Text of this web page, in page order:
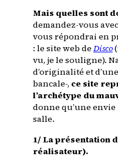
Mais quelles sont
demandez-vous
vous répondrai en
: le site web de Disco
vu, je le souligne).
d’originalité et
bancale-, ce site
l’archétype du
donne qu’une
salle.
1/ La présentation
réalisateur).